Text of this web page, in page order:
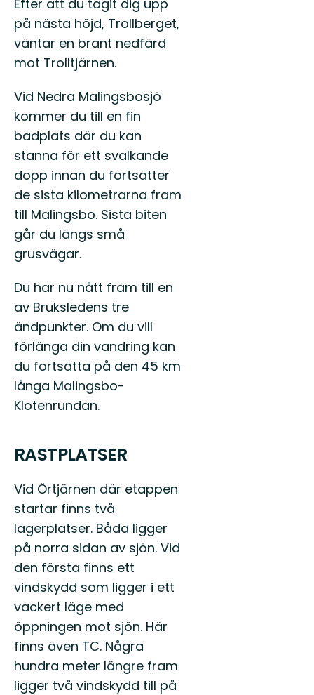
Efter att du tagit dig upp
på nästa höjd, Trollberget,
väntar en brant nedfärd
mot Trolltjärnen.
Vid Nedra Malingsbosjö
kommer du till en fin
badplats där du kan
stanna för ett svalkande
dopp innan du fortsätter
de sista kilometrarna fram
till Malingsbo. Sista biten
går du längs små
grusvägar.
Du har nu nått fram till en
av Bruksledens tre
ändpunkter. Om du vill
förlänga din vandring kan
du fortsätta på den 45 km
långa Malingsbo-
Klotenrundan.
RASTPLATSER
Vid Örtjärnen där etappen
startar finns två
lägerplatser. Båda ligger
på norra sidan av sjön. Vid
den första finns ett
vindskydd som ligger i ett
vackert läge med
öppningen mot sjön. Här
finns även TC. Några
hundra meter längre fram
ligger två vindskydd till på